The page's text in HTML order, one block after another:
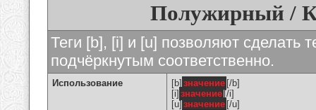
Полужирный /
Теги [b], [i] и [u] позволяют сделать
подчёркнутым соответственно.
Использование [b] значение [/b]
[i] значение [/i]
[u] значение [/u]